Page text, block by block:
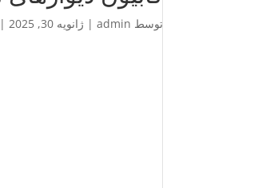
توسط admin
|ژانویه 30, 2025